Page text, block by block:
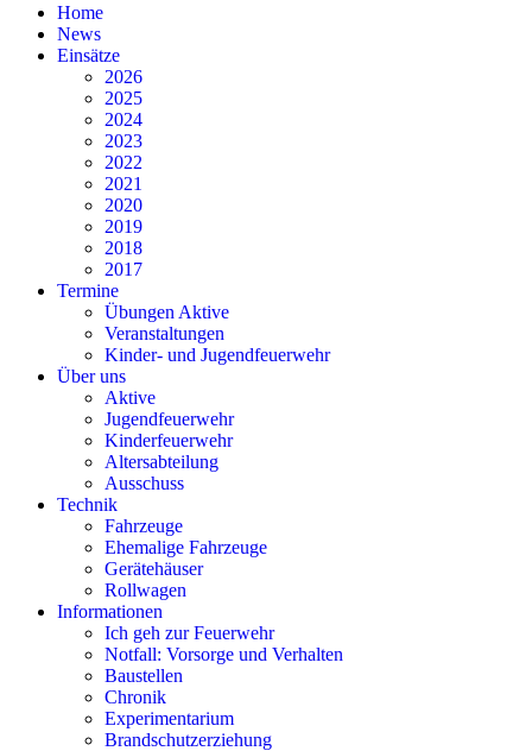
Home
News
Einsätze
2026
2025
2024
2023
2022
2021
2020
2019
2018
2017
Termine
Übungen Aktive
Veranstaltungen
Kinder- und Jugendfeuerwehr
Über uns
Aktive
Jugendfeuerwehr
Kinderfeuerwehr
Altersabteilung
Ausschuss
Technik
Fahrzeuge
Ehemalige Fahrzeuge
Gerätehäuser
Rollwagen
Informationen
Ich geh zur Feuerwehr
Notfall: Vorsorge und Verhalten
Baustellen
Chronik
Experimentarium
Brandschutzerziehung